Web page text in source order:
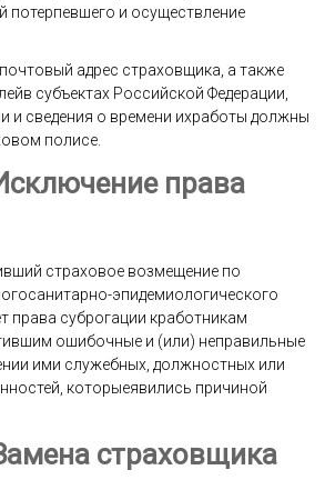
потерпевшего и осуществление
адрес страховщика, а также
субъектах Российской Федерации,
и сведения о времени ихработы должны
полисе.
права
страховое возмещение по
эпидемиологического
права суброгации кработникам
ошибочные и (или) неправильные
ими служебных, должностных или
которыеявились причиной
страховщика